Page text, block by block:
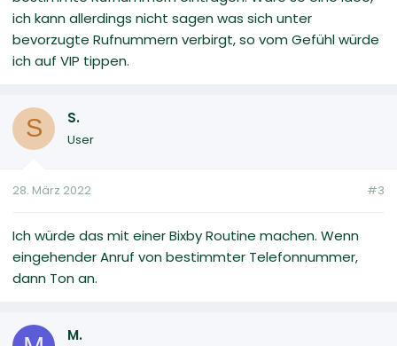
ich kann allerdings nicht sagen was sich unter
bevorzugte Rufnummern verbirgt, so vom Gefühl würde
ich auf VIP tippen.
S S.
User
28. März 2022 #3
Ich würde das mit einer Bixby Routine machen. Wenn
eingehender Anruf von bestimmter Telefonnummer,
dann Ton an.
M.